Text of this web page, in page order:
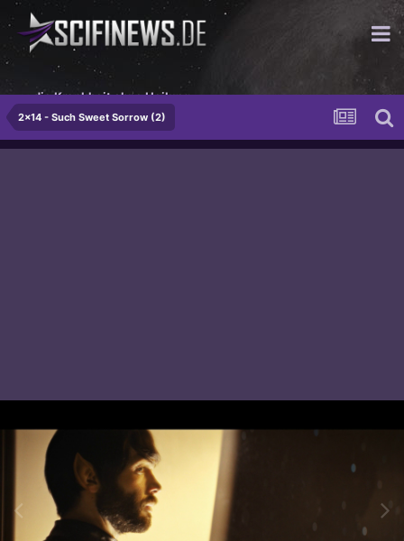
...die Krankheit ohne Heilung
2x14 - Such Sweet Sorrow (2)